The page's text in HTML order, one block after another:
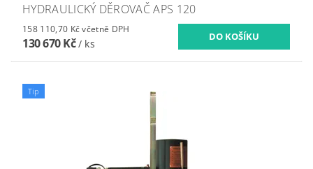
HYDRAULICKÝ DĚROVAČ APS 120
158 110,70 Kč včetně DPH
130 670 Kč/ ks
Tip